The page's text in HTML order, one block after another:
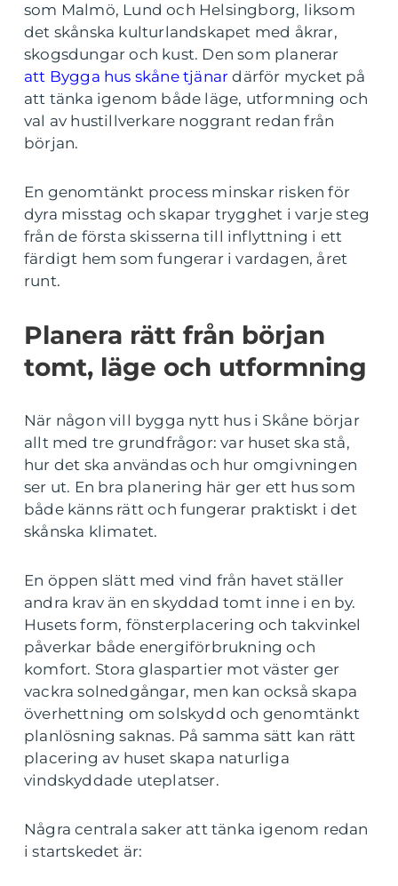
som Malmö, Lund och Helsingborg, liksom
det skånska kulturlandskapet med åkrar,
skogsdungar och kust. Den som planerar
att Bygga hus skåne tjänar därför mycket på
att tänka igenom både läge, utformning och
val av hustillverkare noggrant redan från
början.
En genomtänkt process minskar risken för
dyra misstag och skapar trygghet i varje steg
från de första skisserna till inflyttning i ett
färdigt hem som fungerar i vardagen, året
runt.
Planera rätt från början
tomt, läge och utformning
När någon vill bygga nytt hus i Skåne börjar
allt med tre grundfrågor: var huset ska stå,
hur det ska användas och hur omgivningen
ser ut. En bra planering här ger ett hus som
både känns rätt och fungerar praktiskt i det
skånska klimatet.
En öppen slätt med vind från havet ställer
andra krav än en skyddad tomt inne i en by.
Husets form, fönsterplacering och takvinkel
påverkar både energiförbrukning och
komfort. Stora glaspartier mot väster ger
vackra solnedgångar, men kan också skapa
överhettning om solskydd och genomtänkt
planlösning saknas. På samma sätt kan rätt
placering av huset skapa naturliga
vindskyddade uteplatser.
Några centrala saker att tänka igenom redan
i startskedet är: